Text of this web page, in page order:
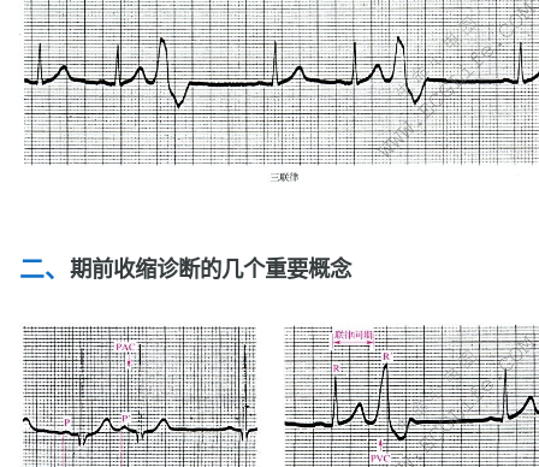
期前收缩诊断的几个重要概念